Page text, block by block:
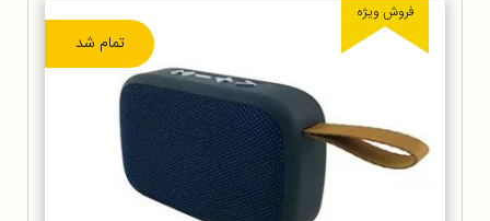
تمام شد
فروش ویژه